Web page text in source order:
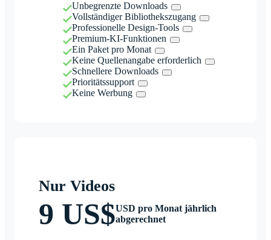
Unbegrenzte Downloads
Vollständiger Bibliothekszugang
Professionelle Design-Tools
Premium-KI-Funktionen
Ein Paket pro Monat
Keine Quellenangabe erforderlich
Schnellere Downloads
Prioritätssupport
Keine Werbung
Nur Videos
9 US$USD pro Monat jährlich
abgerechnet